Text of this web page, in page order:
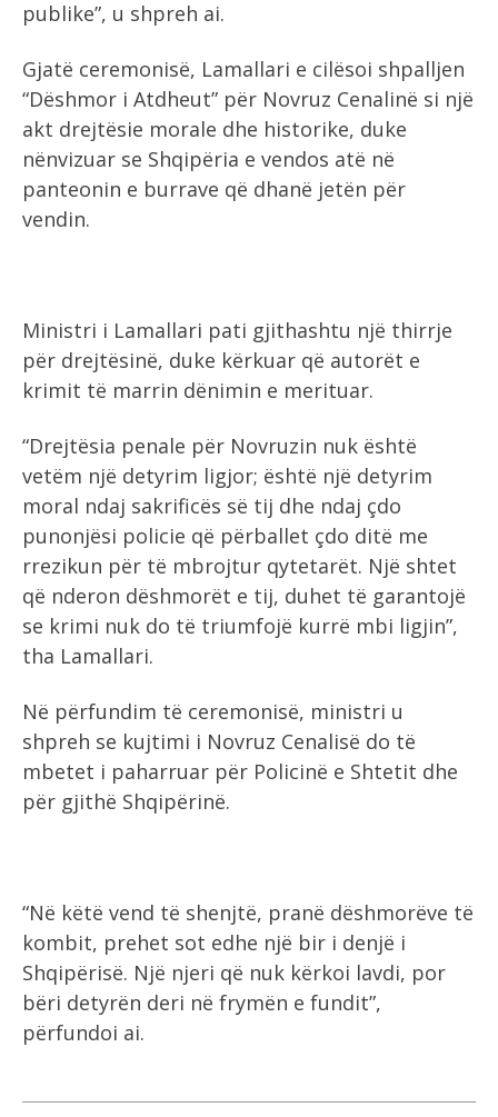
publike”, u shpreh ai.
Gjatë ceremonisë, Lamallari e cilësoi shpalljen
“Dëshmor i Atdheut” për Novruz Cenalinë si një
akt drejtësie morale dhe historike, duke
nënvizuar se Shqipëria e vendos atë në
panteonin e burrave që dhanë jetën për
vendin.
Ministri i Lamallari pati gjithashtu një thirrje
për drejtësinë, duke kërkuar që autorët e
krimit të marrin dënimin e merituar.
“Drejtësia penale për Novruzin nuk është
vetëm një detyrim ligjor; është një detyrim
moral ndaj sakrificës së tij dhe ndaj çdo
punonjësi policie që përballet çdo ditë me
rrezikun për të mbrojtur qytetarët. Një shtet
që nderon dëshmorët e tij, duhet të garantojë
se krimi nuk do të triumfojë kurrë mbi ligjin”,
tha Lamallari.
Në përfundim të ceremonisë, ministri u
shpreh se kujtimi i Novruz Cenalisë do të
mbetet i paharruar për Policinë e Shtetit dhe
për gjithë Shqipërinë.
“Në këtë vend të shenjtë, pranë dëshmorëve të
kombit, prehet sot edhe një bir i denjë i
Shqipërisë. Një njeri që nuk kërkoi lavdi, por
bëri detyrën deri në frymën e fundit”,
përfundoi ai.